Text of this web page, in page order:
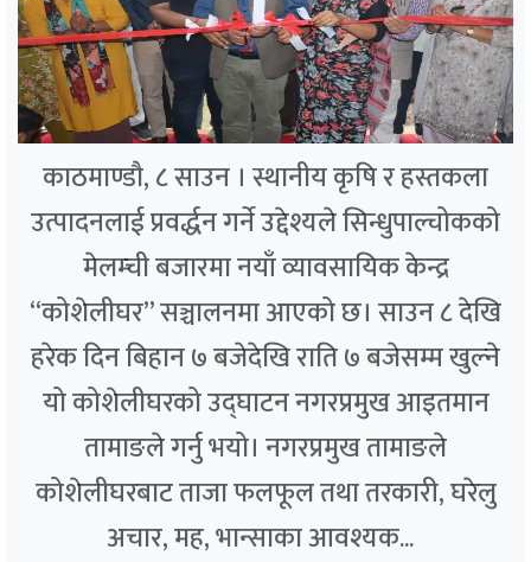
काठमाण्डौ, ८ साउन । स्थानीय कृषि र हस्तकला
उत्पादनलाई प्रवर्द्धन गर्ने उद्देश्यले सिन्धुपाल्चोकको
मेलम्ची बजारमा नयाँ व्यावसायिक केन्द्र
“कोशेलीघर” सञ्चालनमा आएको छ। साउन ८ देखि
हरेक दिन बिहान ७ बजेदेखि राति ७ बजेसम्म खुल्ने
यो कोशेलीघरको उद्घाटन नगरप्रमुख आइतमान
तामाङले गर्नु भयो। नगरप्रमुख तामाङले
कोशेलीघरबाट ताजा फलफूल तथा तरकारी, घरेलु
अचार, मह, भान्साका आवश्यक...